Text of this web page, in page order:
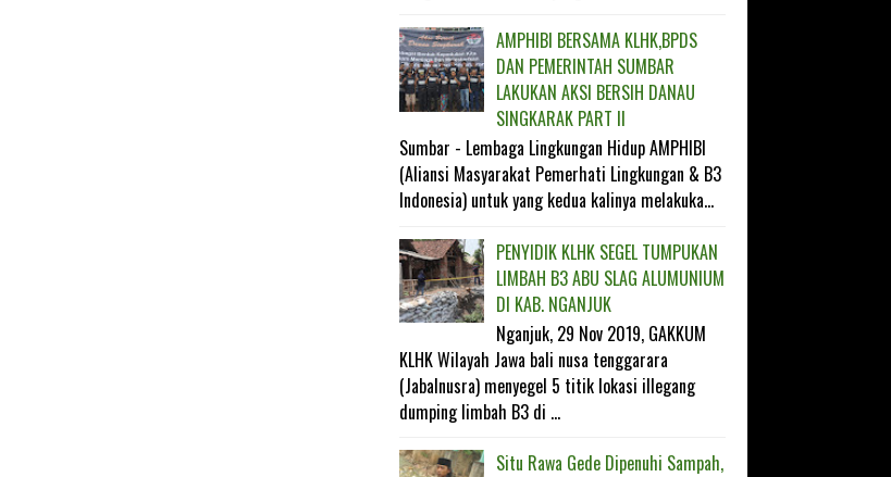
AMPHIBI BERSAMA KLHK,BPDS
DAN PEMERINTAH SUMBAR
LAKUKAN AKSI BERSIH DANAU
SINGKARAK PART II
Sumbar - Lembaga Lingkungan Hidup AMPHIBI
(Aliansi Masyarakat Pemerhati Lingkungan & B3
Indonesia) untuk yang kedua kalinya melakuka...
PENYIDIK KLHK SEGEL TUMPUKAN
LIMBAH B3 ABU SLAG ALUMUNIUM
DI KAB. NGANJUK
Nganjuk, 29 Nov 2019, GAKKUM
KLHK Wilayah Jawa bali nusa tenggarara
(Jabalnusra) menyegel 5 titik lokasi illegang
dumping limbah B3 di ...
Situ Rawa Gede Dipenuhi Sampah,